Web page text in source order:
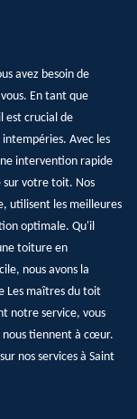
avez besoin de
En tant que
est crucial de
Avec les
intervention rapide
sur votre toit. Nos
utilisent les meilleures
optimale. Qu'il
toiture en
nous avons la
Les maîtres du toit
notre service, vous
nous tiennent à cœur.
nos services à Saint